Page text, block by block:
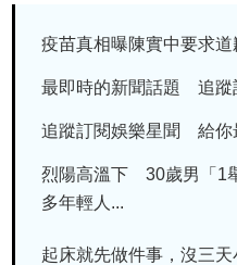
疫苗真相曝陳實中要求
最即時的新聞話題 追蹤
追蹤訂閱娛樂星聞 給你
烈陽高溫下 30歲男「1
多年輕人...
起床就先做件事，沒三